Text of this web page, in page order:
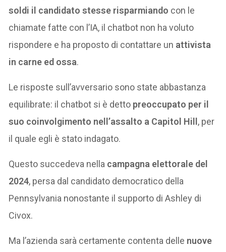
soldi il candidato stesse risparmiando con le
chiamate fatte con l’IA, il chatbot non ha voluto
rispondere e ha proposto di contattare un attivista
in carne ed ossa.
Le risposte sull’avversario sono state abbastanza
equilibrate: il chatbot si è detto preoccupato per il
suo coinvolgimento nell’assalto a Capitol Hill , per
il quale egli è stato indagato.
Questo succedeva nella campagna elettorale del
2024, persa dal candidato democratico della
Pennsylvania nonostante il supporto di Ashley di
Civox.
Ma l’azienda sarà certamente contenta delle nuove